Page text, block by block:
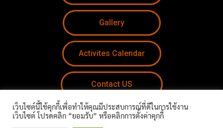
Gallery
Activites Calendar
Contact US
Apply Now
เว็บไซต์นี้ใช้คุกกี้เพื่อทำให้คุณมีประสบการณ์ที่ดีในการใช้งาน
เว็บไซต์ โปรดคลิก “ยอมรับ” หรือคลิกการตั้งค่าคุกกี้